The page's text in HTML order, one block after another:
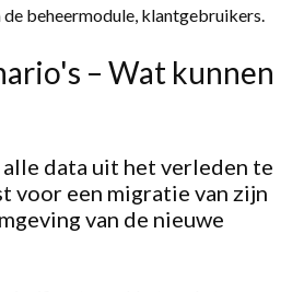
beheermodule, klantgebruikers.
– Wat kunnen
data uit het verleden te
voor een migratie van zijn
van de nieuwe